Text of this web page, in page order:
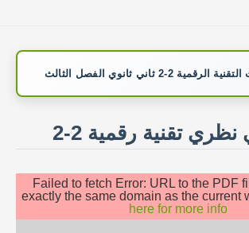
2-2 ثاني ثانوي الفصل الثالث
نظري تقنية رقمية 2-2
Failed to fetch Error: URL to the PDF
exactly the same domain as the current
here for more info